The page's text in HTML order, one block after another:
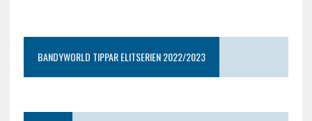
BANDYWORLD TIPPAR ELITSERIEN 2022/2023